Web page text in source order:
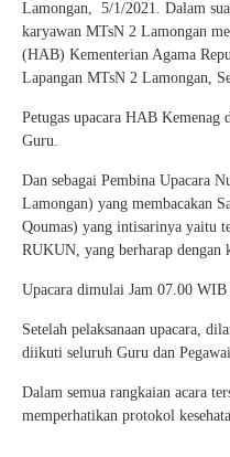
Lamongan, 5/1/2021. Dalam
karyawan MTsN 2 Lamongan
(HAB) Kementerian Agama
Lapangan MTsN 2 Lamongan,
Petugas upacara HAB
Guru.
Dan sebagai Pembina Upacara
Lamongan) yang membacakan
Qoumas) yang intisarinya yaitu
RUKUN, yang berharap dengan
Upacara dimulai Jam 07.00
Setelah pelaksanaan upacara,
diikuti seluruh Guru dan
Dalam semua rangkaian acara
memperhatikan protokol